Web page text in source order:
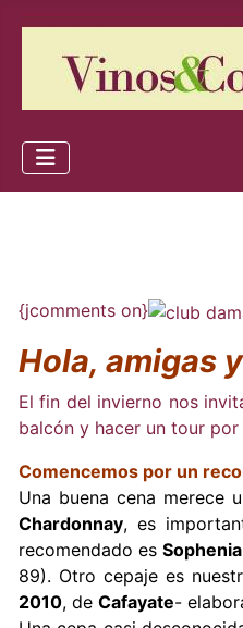
{jcomments on}
Hola, amigas
El fin del invierno nos
balcón y hacer un tour
Comencemos por un
Una buena cena merece
Chardonnay, es
recomendado es
89). Otro cepaje es
2010, de Cafayate-